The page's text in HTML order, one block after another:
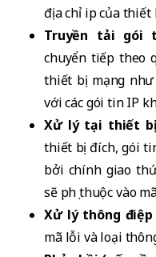
địa chỉ ip của thiết
Truyền tải gói
chuyển tiếp theo
thiết bị mạng
với các gói tin IP
Xử lý tại thiết
thiết bị đích, gói
bởi chính giao
sẽ phụ thuộc vào
Xử lý thông điệp
mã lỗi và loại